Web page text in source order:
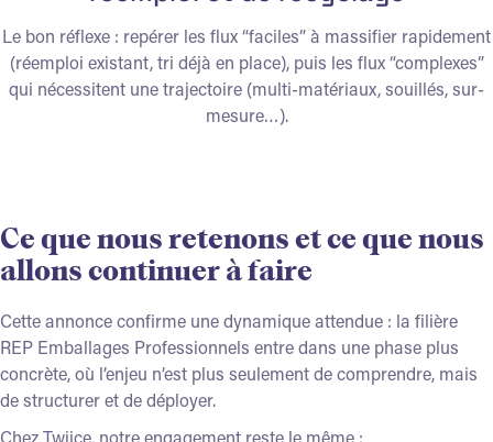
Le bon réflexe : repérer les flux “faciles” à massifier rapidement
(réemploi existant, tri déjà en place), puis les flux “complexes”
qui nécessitent une trajectoire (multi-matériaux, souillés, sur-
mesure…).
Ce que nous retenons et ce que nous
allons continuer à faire
Cette annonce confirme une dynamique attendue : la filière
REP Emballages Professionnels entre dans une phase plus
concrète, où l’enjeu n’est plus seulement de comprendre, mais
de structurer et de déployer.